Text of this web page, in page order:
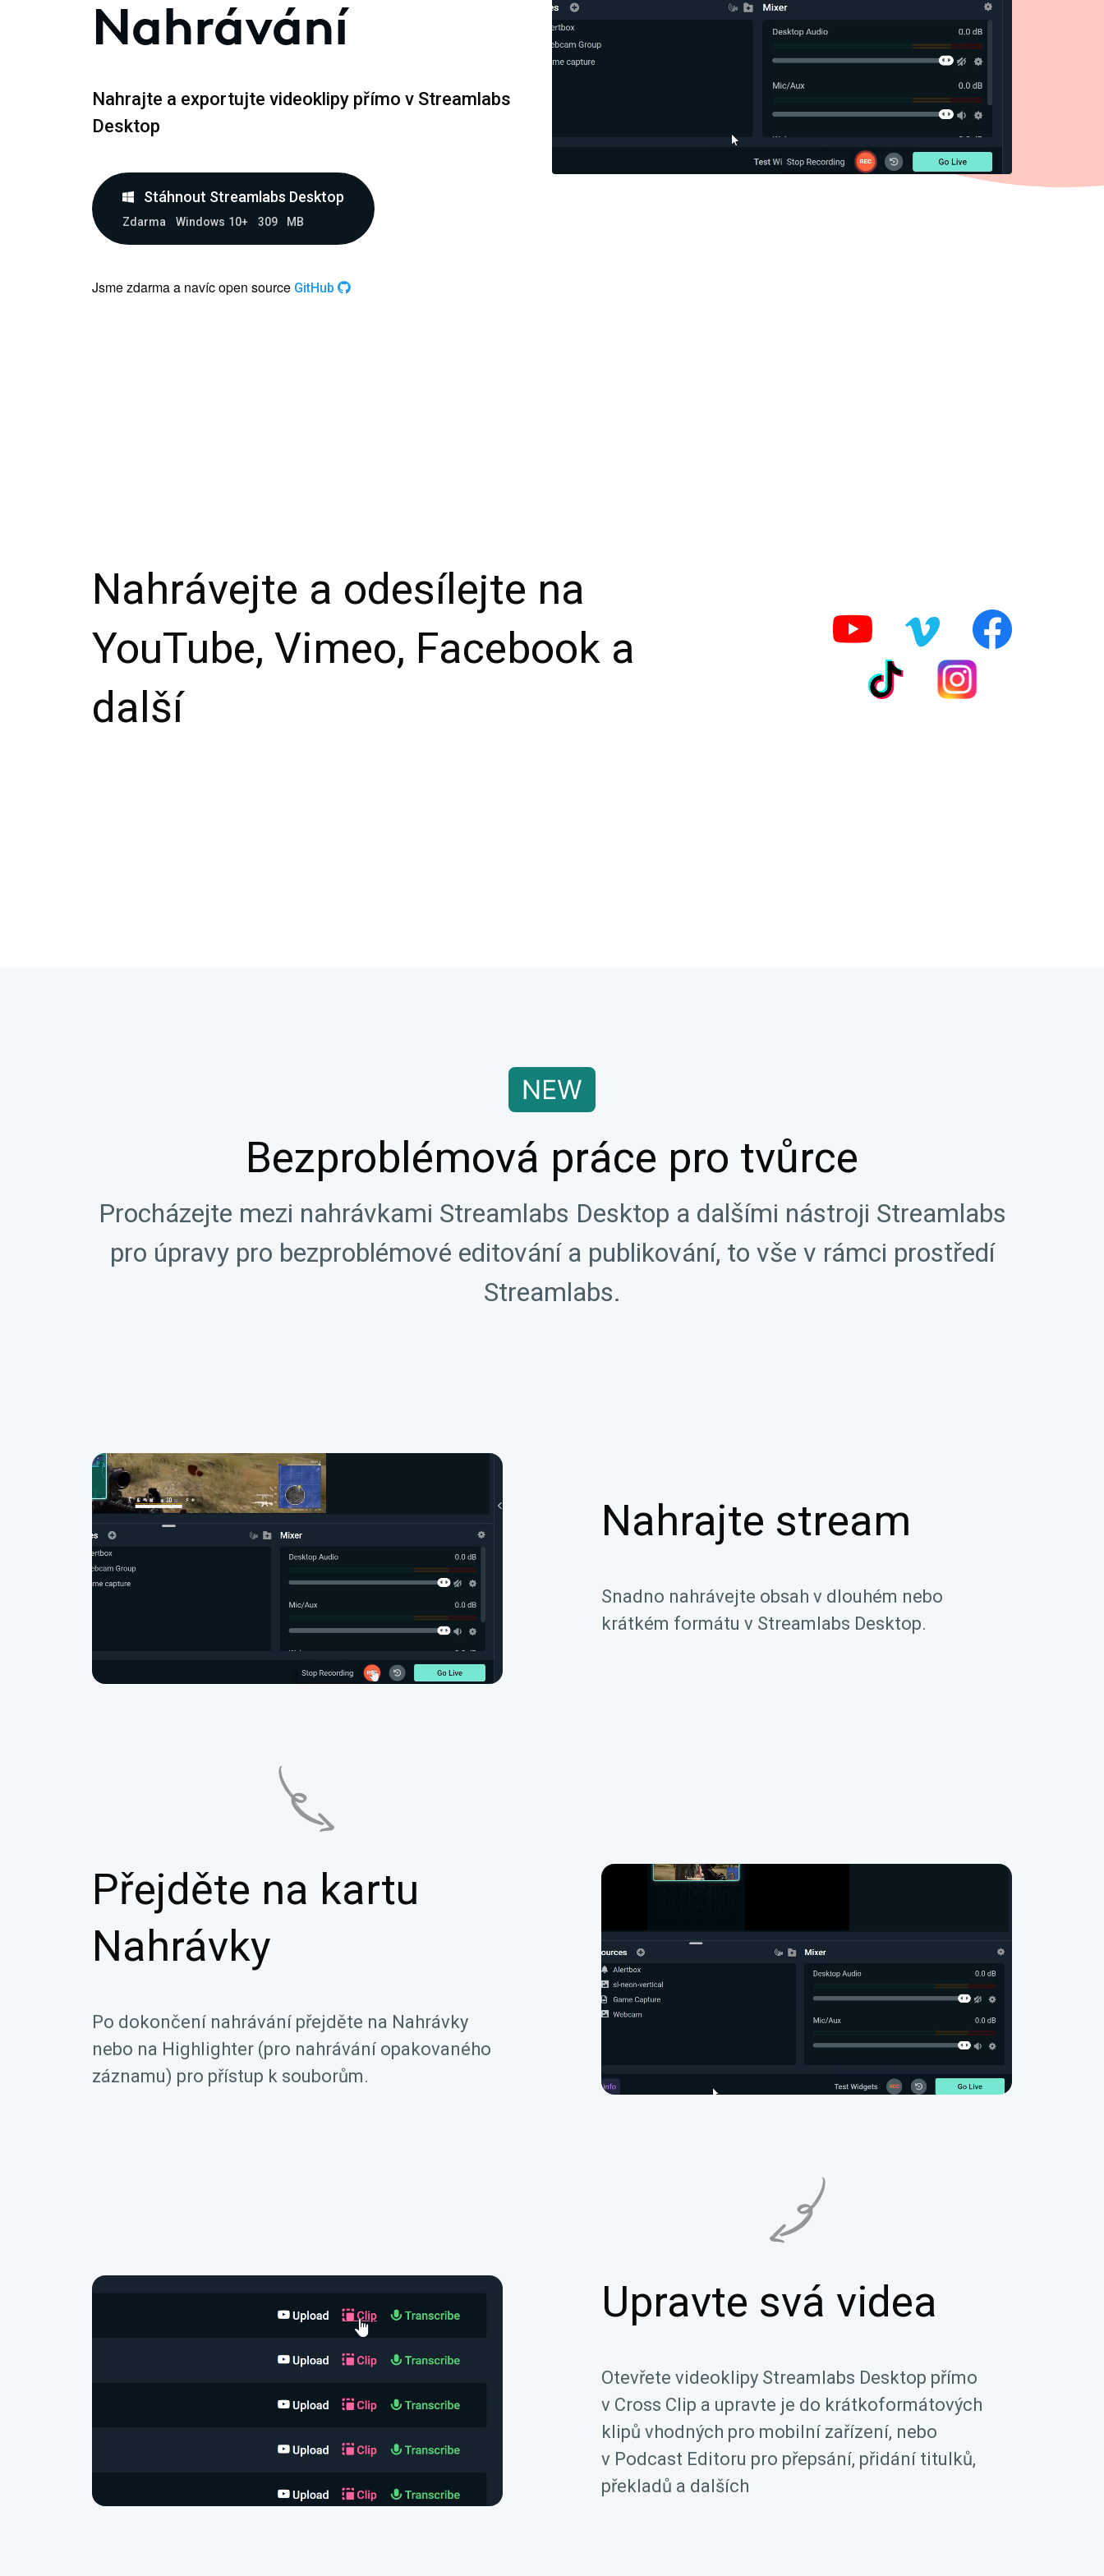
Nahrávání
Nahrajte a exportujte videoklipy přímo v Streamlabs
Desktop
Stáhnout Streamlabs Desktop
Zdarma Windows 10+ 309 MB
Jsme zdarma a navíc open source GitHub
Nahrávejte a odesílejte na
YouTube, Vimeo, Facebook a
další
Bezproblémová práce pro tvůrce
Procházejte mezi nahrávkami Streamlabs Desktop a dalšími nástroji Streamlabs
pro úpravy pro bezproblémové editování a publikování, to vše v rámci prostředí
Streamlabs.
Nahrajte stream
Snadno nahrávejte obsah v dlouhém nebo
krátkém formátu v Streamlabs Desktop.
Přejděte na kartu
Nahrávky
Po dokončení nahrávání přejděte na Nahrávky
nebo na Highlighter (pro nahrávání opakovaného
záznamu) pro přístup k souborům.
Upravte svá videa
Otevřete videoklipy Streamlabs Desktop přímo
v Cross Clip a upravte je do krátkoformátových
klipů vhodných pro mobilní zařízení, nebo
v Podcast Editoru pro přepsání, přidání titulků,
překladů a dalších